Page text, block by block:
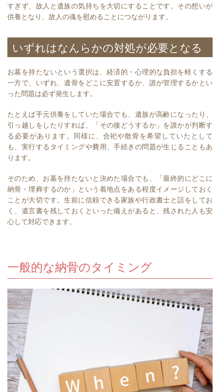
すぎず、故人と遺族の気持ちを大切にすることです。その想いが
供養となり、故人の魂を慰めることにつながります。
いずれはなんらかの対処が必要となる
お墓を持たないという選択は、経済的・心理的な負担を軽くする
一方で、いずれ、遺骨をどこに安置するか、誰が管理するかとい
った問題は必ず発生します。
たとえば手元供養をしていた場合でも、遺族が高齢になったり、
引っ越しをしたりすれば、「その後どうするか」を誰かが判断す
る必要があります。同様に、合祀や散骨を希望していたとして
も、実行するタイミングや費用、手続きの問題が生じることもあ
ります。
そのため、お墓を持たないと決めた場合でも、「最終的にどこに
納骨・埋葬するのか」という着地点をある程度イメージしておく
ことが大切です。生前に信頼できる家族や行政書士と話をしてお
く、遺言書を残しておくといった備えがあると、残された人も安
心して対応できます。
一般的な納骨のタイミング